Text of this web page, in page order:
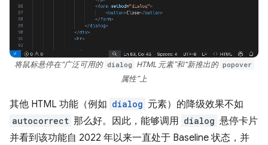
将鼠标悬停在“广泛可用的 dialog HTML 元素”和“新推出的 popover
属性”上
其他 HTML 功能（例如 dialog 元素）的降级效果不如
autocorrect 那么好。因此，能够调用 dialog 悬停卡片
并看到该功能自 2022 年以来一直处于 Baseline 状态，并